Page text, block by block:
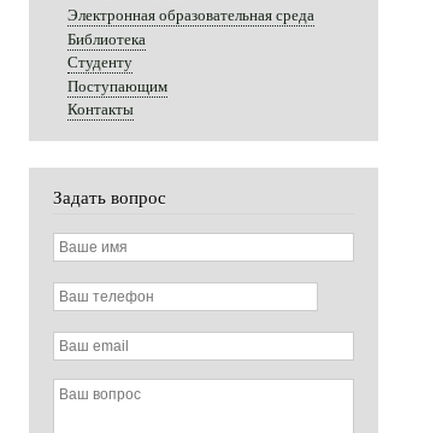
Электронная образовательная среда
Библиотека
Студенту
Поступающим
Контакты
Задать вопрос
Ваше
имя
Ваш
телефон
Ваш
email
Ваш